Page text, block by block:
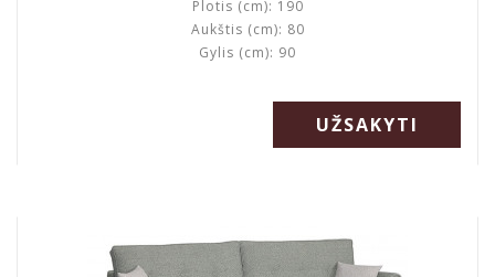
Plotis (cm): 190
Aukštis (cm): 80
Gylis (cm): 90
UŽSAKYTI